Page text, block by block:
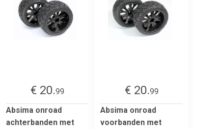
€ 20.99
Absima onroad
achterbanden met
€ 20.99
Absima onroad
voorbanden met